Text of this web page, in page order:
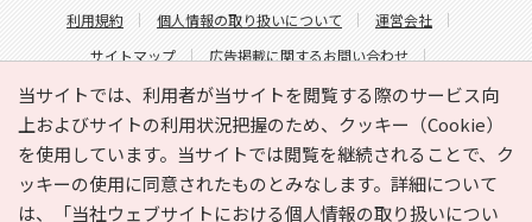
当サイトでは、利用者が当サイトを閲覧する際のサービス向
上およびサイトの利用状況把握のため、クッキー（Cookie）
を使用しています。当サイトでは閲覧を継続されることで、ク
ッキーの使用に同意されたものとみなします。詳細について
は、
「当社ウェブサイトにおける個人情報の取り扱いについ
利用規約
個人情報の取り扱いについて
運営会社
サイトマップ
広告掲載に関するお問い合わせ
サイトの内容に関するお問い合わせ